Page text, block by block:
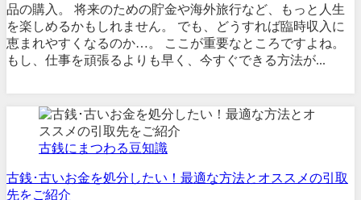
品の購入。 将来のための貯金や海外旅行など、もっと人生
を楽しめるかもしれません。 でも、どうすれば臨時収入に
恵まれやすくなるのか…。 ここが重要なところですよね。
もし、仕事を頑張るよりも早く、今すぐできる方法が...
古銭にまつわる豆知識
古銭･古いお金を処分したい！最適な方法とオススメの引取
先をご紹介